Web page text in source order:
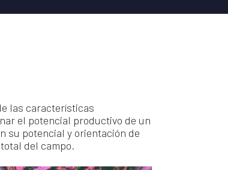
las características
el potencial productivo de un
su potencial y orientación de
del campo.